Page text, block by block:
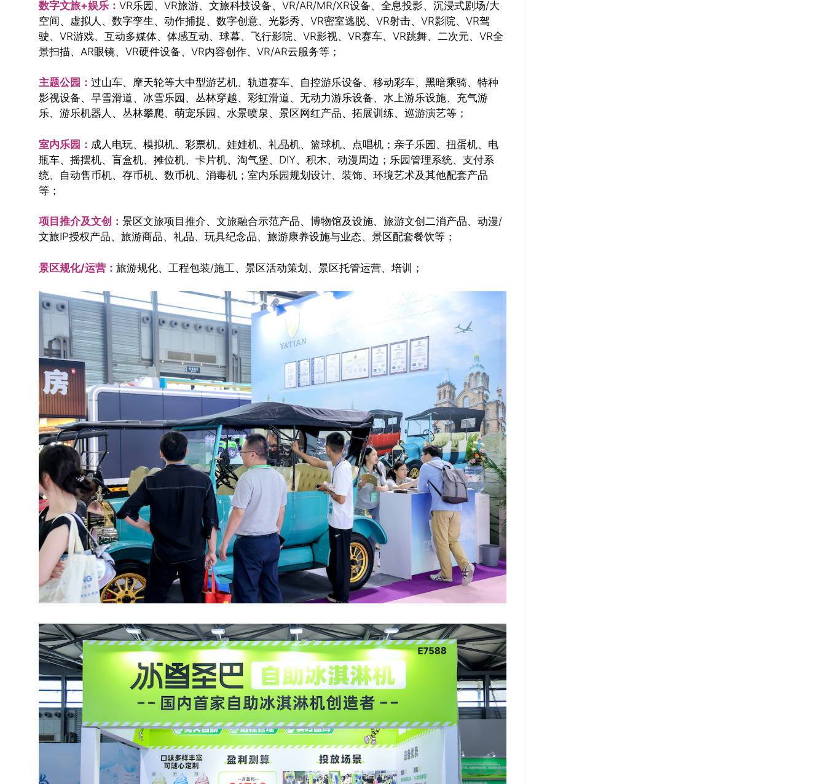
数字文旅+娱乐： VR乐园、VR旅游、文旅科技设备、VR/AR/MR/XR设备、全息投影、沉浸式剧场/大
空间、虚拟人、数字孪生、动作捕捉、数字创意、光影秀、VR密室逃脱、VR射击、VR影院、VR驾
驶、VR游戏、互动多媒体、体感互动、球幕、飞行影院、VR影视、VR赛车、VR跳舞、二次元、VR全
景扫描、AR眼镜、VR硬件设备、VR内容创作、VR/AR云服务等；
主题公园： 过山车、摩天轮等大中型游艺机、轨道赛车、自控游乐设备、移动彩车、黑暗乘骑、特种
影视设备、旱雪滑道、冰雪乐园、丛林穿越、彩虹滑道、无动力游乐设备、水上游乐设施、充气游
乐、游乐机器人、丛林攀爬、萌宠乐园、水景喷泉、景区网红产品、拓展训练、巡游演艺等；
室内乐园： 成人电玩、模拟机、彩票机、娃娃机、礼品机、篮球机、点唱机；亲子乐园、扭蛋机、电
瓶车、摇摆机、盲盒机、摊位机、卡片机、淘气堡、DIY、积木、动漫周边；乐园管理系统、支付系
统、自动售币机、存币机、数币机、消毒机；室内乐园规划设计、装饰、环境艺术及其他配套产品
等；
项目推介及文创： 景区文旅项目推介、文旅融合示范产品、博物馆及设施、旅游文创二消产品、动漫/
文旅IP授权产品、旅游商品、礼品、玩具纪念品、旅游康养设施与业态、景区配套餐饮等；
景区规化/运营： 旅游规化、工程包装/施工、景区活动策划、景区托管运营、培训；
关闭